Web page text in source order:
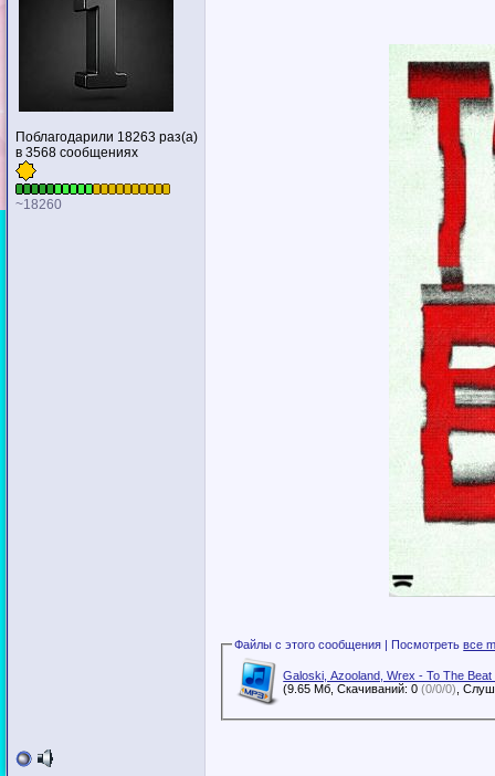
Поблагодарили 18263 раз(а)
в 3568 сообщениях
~18260
Файлы с этого сообщения | Посмотретьвсе
Galoski, Azooland, Wrex - To The
(9.65 Мб, Скачиваний: 0(0/0/0)